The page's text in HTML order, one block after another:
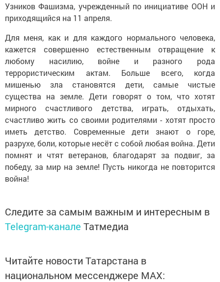
Узников Фашизма, учрежденный по инициативе ООН и
приходящийся на 11 апреля.
Для меня, как и для каждого нормального человека,
кажется совершенно естественным отвращение к
любому насилию, войне и разного рода
террористическим актам. Больше всего, когда
мишенью зла становятся дети, самые чистые
существа на земле. Дети говорят о том, что хотят
мирного счастливого детства, играть, отдыхать,
счастливо жить со своими родителями - хотят просто
иметь детство. Современные дети знают о горе,
разрухе, боли, которые несёт с собой любая война. Дети
помнят и чтят ветеранов, благодарят за подвиг, за
победу, за мир на земле! Пусть никогда не повторится
война!
Следите за самым важным и интересным в
Telegram-канале Татмедиа
Читайте новости Татарстана в
национальном мессенджере MАХ: